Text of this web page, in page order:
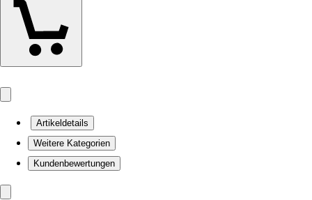
Artikeldetails
Weitere Kategorien
Kundenbewertungen